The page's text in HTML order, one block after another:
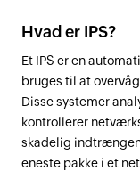
Hvad er IPS?
Et IPS er en
bruges til at
Disse systemer
kontrollerer
skadelig
eneste pakke i et